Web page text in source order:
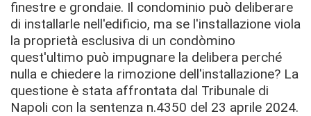
finestre e grondaie. Il condominio può deliberare
di installarle nell'edificio, ma se l'installazione viola
la proprietà esclusiva di un condòmino
quest'ultimo può impugnare la delibera perché
nulla e chiedere la rimozione dell'installazione? La
questione è stata affrontata dal Tribunale di
Napoli con la sentenza n.4350 del 23 aprile 2024.